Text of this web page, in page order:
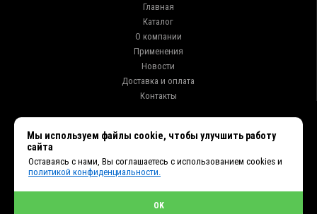
Главная
Каталог
О компании
Применения
Новости
Доставка и оплата
Контакты
+7 (914) 010-76-83, 8 (3952) 93-27-93 - Отдел продаж
+7 (950) 075-85-99 - Техническая поддержка
et2@et38.ru - Отдел продаж
Мы используем файлы cookie, чтобы улучшить работу
сайта
Оставаясь с нами, Вы соглашаетесь с использованием cookies и
политикой конфиденциальности.
OK